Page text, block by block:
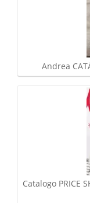
Andrea
Catalogo PRICE